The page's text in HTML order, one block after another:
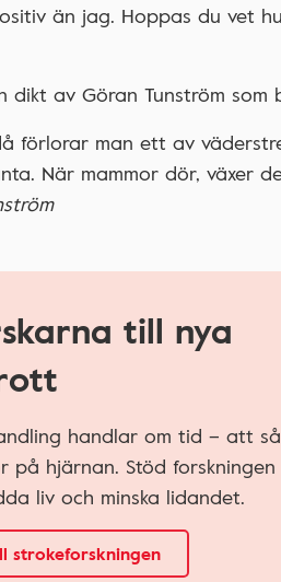
än jag. Hoppas du vet
dikt av Göran Tunström
förlorar man ett av
När mammor dör, växer
till nya
handlar om tid – att
på hjärnan. Stöd
liv och minska lidandet.
strokeforskningen